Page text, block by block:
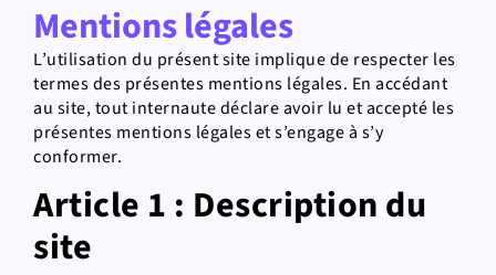
Mentions légales
L’utilisation du présent site implique de respecter les
termes des présentes mentions légales. En accédant
au site, tout internaute déclare avoir lu et accepté les
présentes mentions légales et s’engage à s’y
conformer.
Article 1 : Description du
site